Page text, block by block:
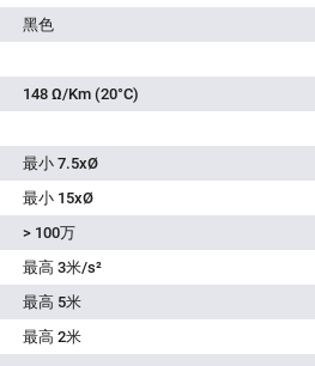
黑色
148 Ω/Km (20°C)
最小 7.5xØ
最小 15xØ
> 100万
最高 3米/s²
最高 5米
最高 2米